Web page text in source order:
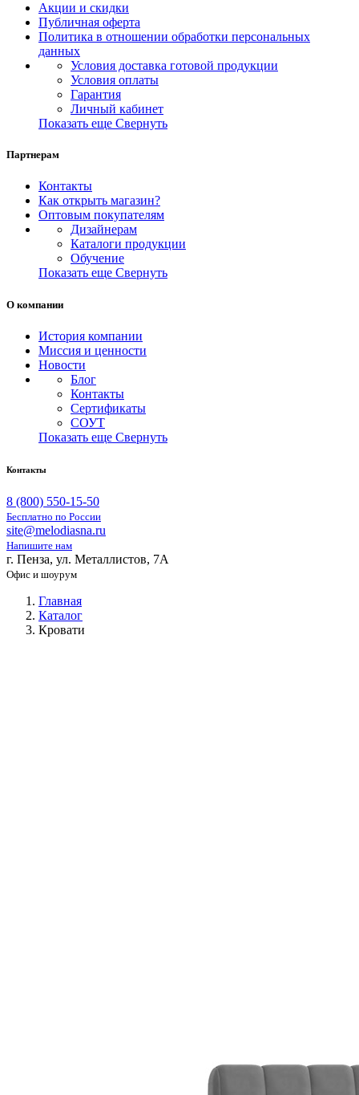
Акции и скидки
Публичная оферта
Политика в отношении обработки персональных
данных
Условия доставка готовой продукции
Условия оплаты
Гарантия
Личный кабинет
Показать еще Свернуть
Партнерам
Контакты
Как открыть магазин?
Оптовым покупателям
Дизайнерам
Каталоги продукции
Обучение
Показать еще Свернуть
О компании
История компании
Миссия и ценности
Новости
Блог
Контакты
Сертификаты
СОУТ
Показать еще Свернуть
Контакты
8 (800) 550-15-50
Бесплатно по России
site@melodiasna.ru
Напишите нам
г. Пенза, ул. Металлистов, 7А
Офис и шоурум
Главная
Каталог
Кровати